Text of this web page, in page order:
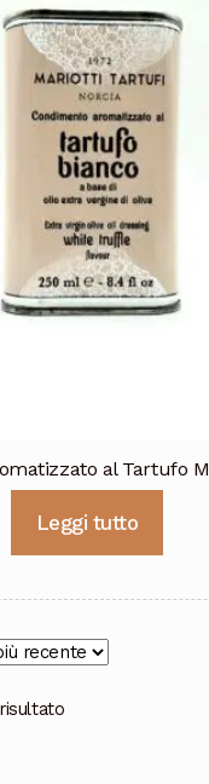
al Tartufo
Leggi tutto